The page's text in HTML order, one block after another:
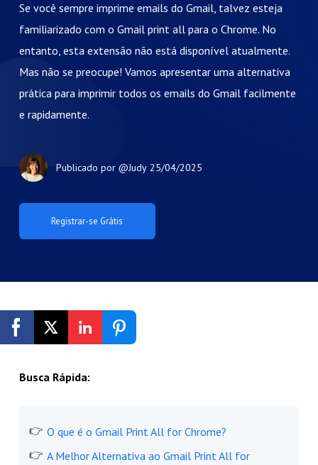
Se você sempre imprime emails do Gmail, talvez esteja
familiarizado com o Gmail print all para o Chrome. No
entanto, esta extensão não está disponível atualmente.
Mas não se preocupe! Vamos apresentar uma alternativa
prática para imprimir todos os emails do Gmail facilmente
e rapidamente.
Publicado por @Judy 25/04/2025
Busca Rápida:
O que é o Gmail Print All for Chrome?
A Melhor Alternativa ao Gmail Print All for